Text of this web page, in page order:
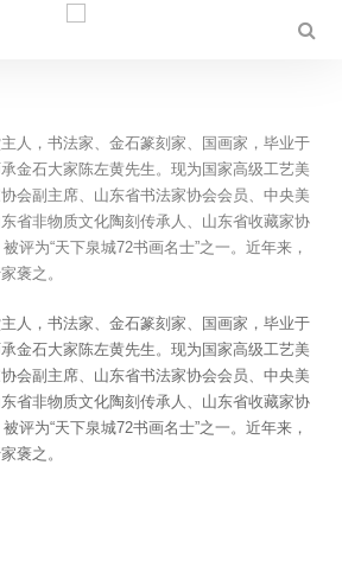
人，书法家、金石篆刻家、国画家，毕业于
金石大家陈左黄先生。现为国家高级工艺美
会副主席、山东省书法家协会会员、中央美
省非物质文化陶刻传承人、山东省收藏家协
评为“天下泉城72书画名士”之一。近年来，
褒之。
人，书法家、金石篆刻家、国画家，毕业于
金石大家陈左黄先生。现为国家高级工艺美
会副主席、山东省书法家协会会员、中央美
省非物质文化陶刻传承人、山东省收藏家协
评为“天下泉城72书画名士”之一。近年来，
褒之。